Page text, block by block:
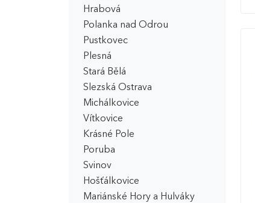
Hrabová
Polanka nad Odrou
Pustkovec
Plesná
Stará Bělá
Slezská Ostrava
Michálkovice
Vítkovice
Krásné Pole
Poruba
Svinov
Hošťálkovice
Mariánské Hory a Hulváky